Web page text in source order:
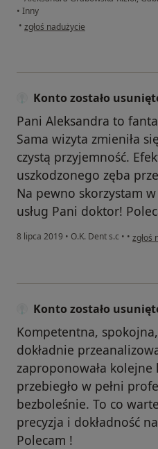
• Inny
• w opinii użytkownika Z.K.
zgłoś nadużycie
Konto zostało
Pani Aleksandra to
Sama wizyta zmieniła
czystą przyjemność.
uszkodzonego zęba
Na pewno skorzystam
usług Pani doktor!
8 lipca 2019 • O.K. Dent s.c • • w
zgłoś
Konto zostało
Kompetentna,
dokładnie
zaproponowała kolejne
przebiegło w pełni
bezboleśnie. To co
precyzja i dokładność
Polecam !